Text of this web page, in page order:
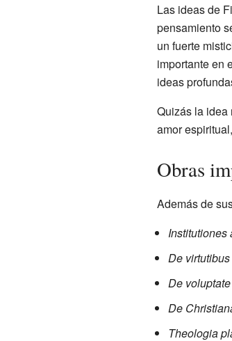
Las ideas de
pensamiento
un fuerte
importante en
ideas
Quizás la idea
amor
Obras
Además de
De
De voluptate
De
Theologia